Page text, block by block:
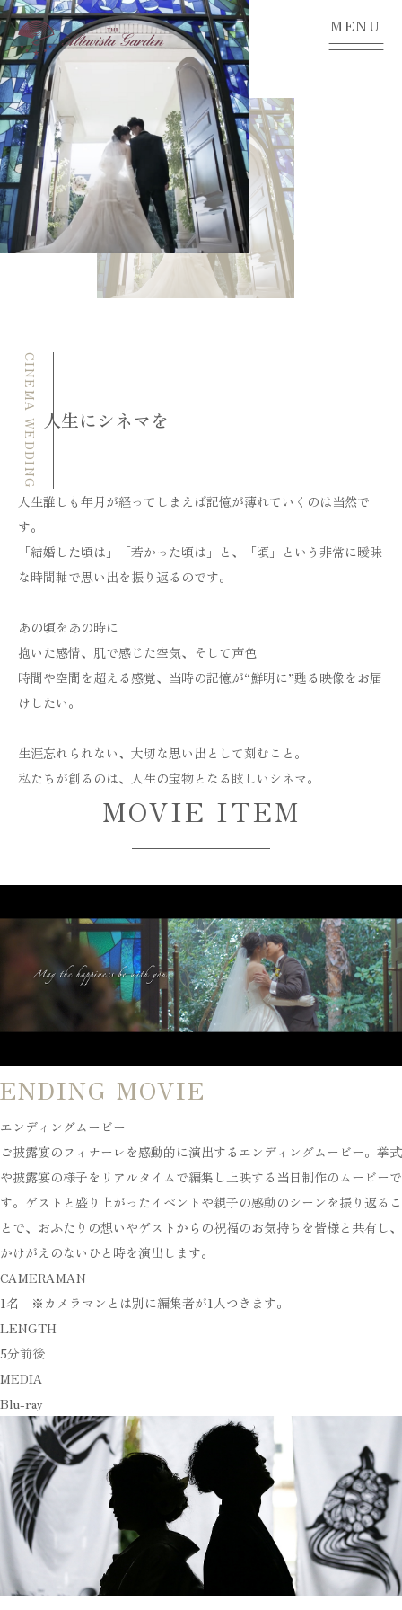
MENU
CINEMA WEDDING 人生にシネマを
人生誰しも年月が経ってしまえば記憶が薄れていくのは当然で
す。
「結婚した頃は」「若かった頃は」と、「頃」という非常に曖昧
な時間軸で思い出を振り返るのです。
あの頃をあの時に
抱いた感情、肌で感じた空気、そして声色
時間や空間を超える感覚、当時の記憶が“鮮明に”甦る映像をお届
けしたい。
生涯忘れられない、大切な思い出として刻むこと。
私たちが創るのは、人生の宝物となる眩しいシネマ。
MOVIE ITEM
ENDING MOVIE
エンディングムービー
ご披露宴のフィナーレを感動的に演出するエンディングムービー。挙式
や披露宴の様子をリアルタイムで編集し上映する当日制作のムービーで
す。ゲストと盛り上がったイベントや親子の感動のシーンを振り返るこ
とで、おふたりの想いやゲストからの祝福のお気持ちを皆様と共有し、
かけがえのないひと時を演出します。
CAMERAMAN
1名 ※カメラマンとは別に編集者が1人つきます。
LENGTH
5分前後
MEDIA
Blu-ray